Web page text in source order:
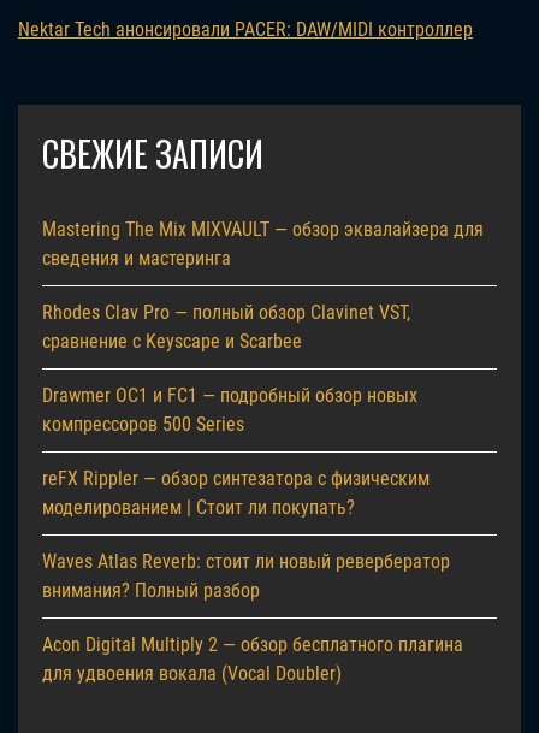
Nektar Tech анонсировали PACER: DAW/MIDI контроллер
СВЕЖИЕ ЗАПИСИ
Mastering The Mix MIXVAULT — обзор эквалайзера для
сведения и мастеринга
Rhodes Clav Pro — полный обзор Clavinet VST,
сравнение с Keyscape и Scarbee
Drawmer OC1 и FC1 — подробный обзор новых
компрессоров 500 Series
reFX Rippler — обзор синтезатора с физическим
моделированием | Стоит ли покупать?
Waves Atlas Reverb: стоит ли новый ревербератор
внимания? Полный разбор
Acon Digital Multiply 2 — обзор бесплатного плагина
для удвоения вокала (Vocal Doubler)